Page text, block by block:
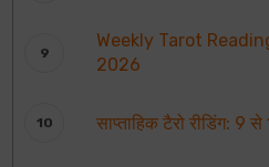
Weekly Tarot
2026
साप्ताहिक टैरो रीडिंग: 9